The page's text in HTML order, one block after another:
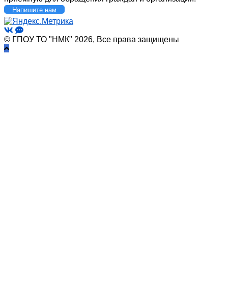
Напишите нам
© ГПОУ ТО "НМК" 2026, Все права защищены